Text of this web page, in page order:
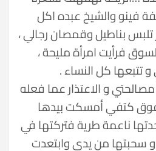
فينو والشيخ عبده اكل
تلبس بناطيل وقمصان رجالي ،
فرأيت امرأة مليحة ،
تتبعها كل النساء .
و الاعتذار عما فعله
كتفي أمسكت بيدها
ناعمة طرية فتركتها في
سحبتها من يدي وابتعدت